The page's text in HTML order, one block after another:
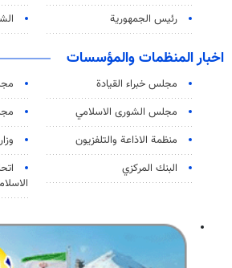
رئيس الجمهورية
اخبار المنظمات والمؤسسات
مجلس خبراء القيادة
مجلس الشورى الاسلامي
منظمة الاذاعة والتلفزیون
البنك المركزي